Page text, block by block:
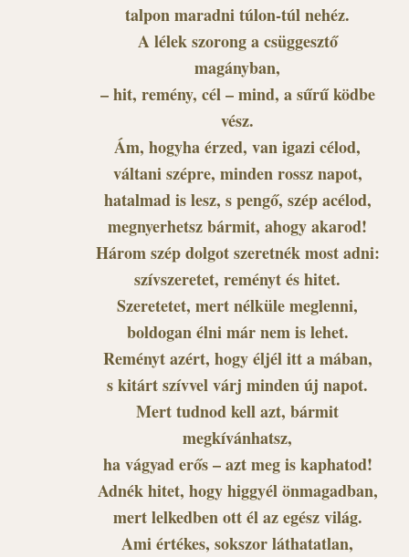
talpon maradni túlon-túl nehéz.
A lélek szorong a csüggesztő
magányban,
– hit, remény, cél – mind, a sűrű ködbe
vész.
Ám, hogyha érzed, van igazi célod,
váltani szépre, minden rossz napot,
hatalmad is lesz, s pengő, szép acélod,
megnyerhetsz bármit, ahogy akarod!
Három szép dolgot szeretnék most adni:
szívszeretet, reményt és hitet.
Szeretetet, mert nélküle meglenni,
boldogan élni már nem is lehet.
Reményt azért, hogy éljél itt a mában,
s kitárt szívvel várj minden új napot.
Mert tudnod kell azt, bármit
megkívánhatsz,
ha vágyad erős – azt meg is kaphatod!
Adnék hitet, hogy higgyél önmagadban,
mert lelkedben ott él az egész világ.
Ami értékes, sokszor láthatatlan,